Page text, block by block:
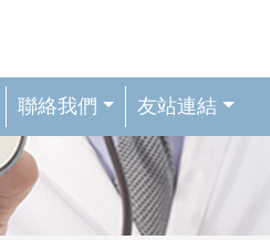
聯絡我們 友站連結